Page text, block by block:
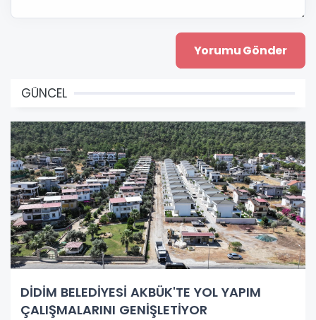
GÜNCEL
DİDİM BELEDİYESİ AKBÜK'TE YOL YAPIM
ÇALIŞMALARINI GENİŞLETİYOR